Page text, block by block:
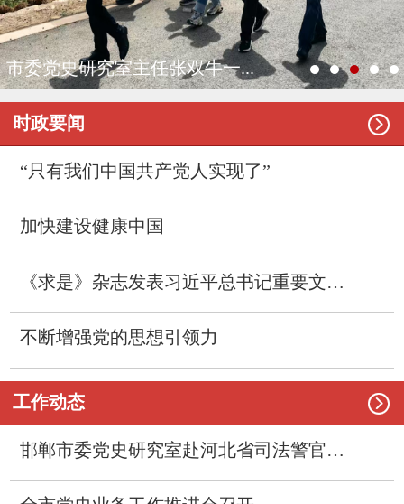
市委党史研究室主任张双牛一...
时政要闻 
“只有我们中国共产党人实现了”
加快建设健康中国
《求是》杂志发表习近平总书记重要文章《加快建设健康中国》
不断增强党的思想引领力
工作动态 
邯郸市委党史研究室赴河北省司法警官职业学院开展联学共建